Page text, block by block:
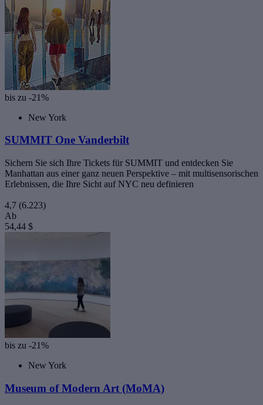
bis zu -21%
New York
SUMMIT One Vanderbilt
Sichern Sie sich Ihre Tickets für SUMMIT und entdecken Sie
Manhattan aus einer ganz neuen Perspektive – mit multisensorischen
Erlebnissen, die Ihre Sicht auf NYC neu definieren
4,7 (6.223)
Ab
54,44 $
bis zu -21%
New York
Museum of Modern Art (MoMA)